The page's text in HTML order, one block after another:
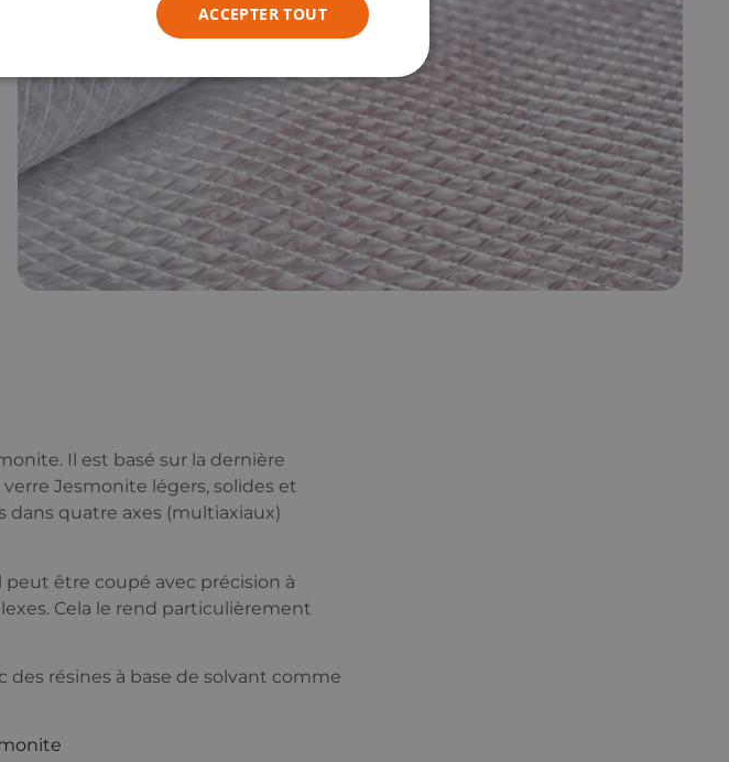
Il est basé sur la dernière
Jesmonite légers, solides et
dans quatre axes (multiaxiaux)
être coupé avec précision à
Cela le rend particulièrement
des résines à base de solvant comme
ACCEPTER TOUT